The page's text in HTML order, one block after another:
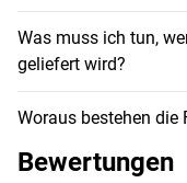
Was muss ich tun,
geliefert wird?
Woraus bestehen
Bewertungen